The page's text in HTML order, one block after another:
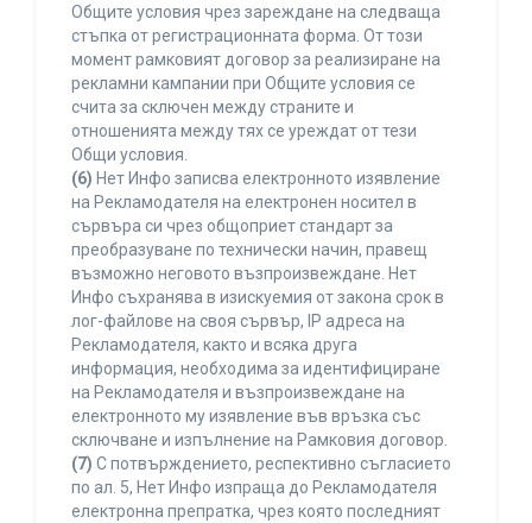
Общите условия чрез зареждане на следваща
стъпка от регистрационната форма. От този
момент рамковият договор за реализиране на
рекламни кампании при Общите условия се
счита за сключен между страните и
отношенията между тях се уреждат от тези
Общи условия.
(6) Нет Инфо записва електронното изявление
на Рекламодателя на електронен носител в
сървъра си чрез общоприет стандарт за
преобразуване по технически начин, правещ
възможно неговото възпроизвеждане. Нет
Инфо съхранява в изискуемия от закона срок в
лог-файлове на своя сървър, IP адреса на
Рекламодателя, както и всяка друга
информация, необходима за идентифициране
на Рекламодателя и възпроизвеждане на
електронното му изявление във връзка със
сключване и изпълнение на Рамковия договор.
(7) С потвърждението, респективно съгласието
по ал. 5, Нет Инфо изпраща до Рекламодателя
електронна препратка, чрез която последният